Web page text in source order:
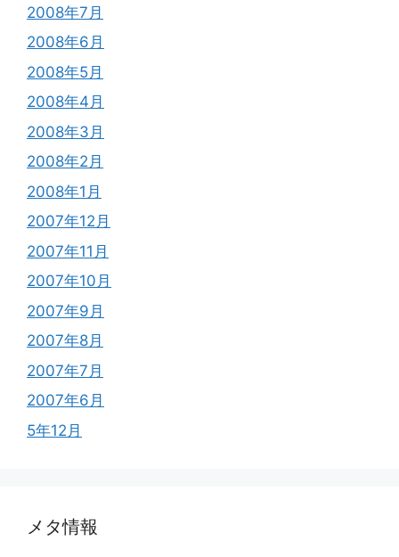
2008年7月
2008年6月
2008年5月
2008年4月
2008年3月
2008年2月
2008年1月
2007年12月
2007年11月
2007年10月
2007年9月
2007年8月
2007年7月
2007年6月
5年12月
メタ情報